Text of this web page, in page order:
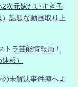
次元嫁だいすき子
話題な動画取り上
トラ芸能情報局！
報）
未解決事件簿へよ